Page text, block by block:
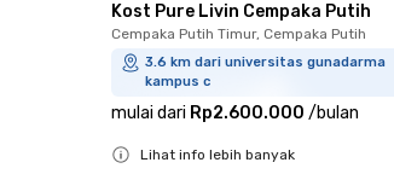
Kost Pure Livin Cempaka Putih
Cempaka Putih Timur, Cempaka Putih
3.6 km dari universitas gunadarma
kampus c
mulai dari Rp2.600.000 /bulan
Lihat info lebih banyak